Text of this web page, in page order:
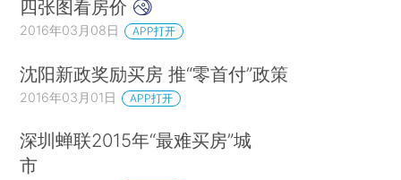
四张图看房价
2016年03月08日 APP打开
沈阳新政奖励买房 推“零首付”政策
2016年03月01日 APP打开
深圳蝉联2015年“最难买房”城
市